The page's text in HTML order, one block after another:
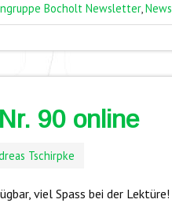
Bocholt Newsletter,News
90 online
Tschirpke
viel Spass bei der Lektüre!